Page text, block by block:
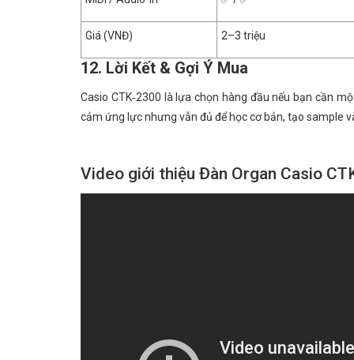
Giá (VNĐ) 2–3 triệu
12. Lời Kết & Gợi Ý Mua
Casio CTK‑2300 là lựa chọn hàng đầu nếu bạn cần
cảm ứng lực nhưng vẫn đủ để học cơ bản, tạo sample
Video giới thiệu Đàn Organ Casio